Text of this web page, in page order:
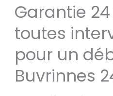
Garantie
toutes
pour un
Buvrinnes